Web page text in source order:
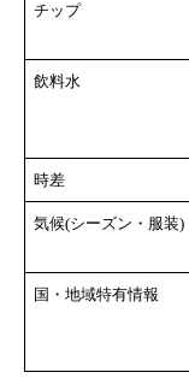
チップ
飲料水
時差
気候(シーズン・服装)
国・地域特有情報